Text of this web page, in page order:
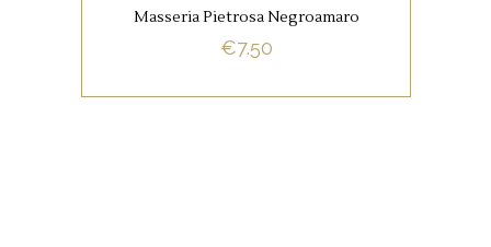
BUY NOW
Masseria Pietrosa Negroamaro
€7.50